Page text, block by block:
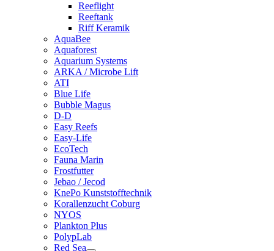
Reeflight
Reeftank
Riff Keramik
AquaBee
Aquaforest
Aquarium Systems
ARKA / Microbe Lift
ATI
Blue Life
Bubble Magus
D-D
Easy Reefs
Easy-Life
EcoTech
Fauna Marin
Frostfutter
Jebao / Jecod
KnePo Kunststofftechnik
Korallenzucht Coburg
NYOS
Plankton Plus
PolypLab
Red Sea